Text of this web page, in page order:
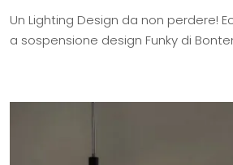
Un Lighting Design da non perdere!
a sospensione design Funky di